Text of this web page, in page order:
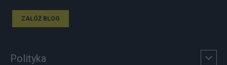
ZAŁÓŻ BLOG
Polityka